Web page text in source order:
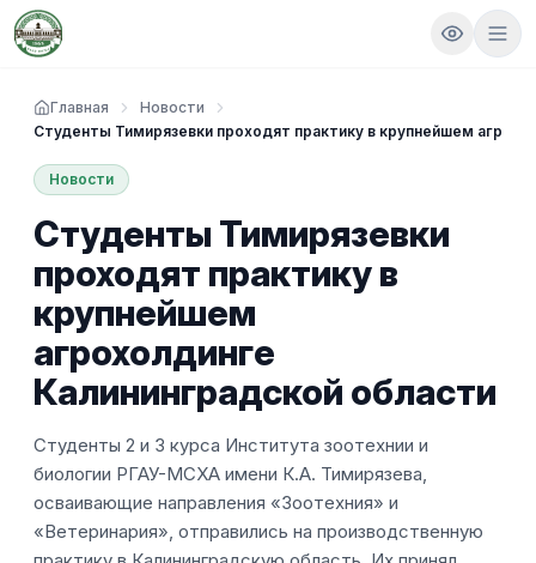
Главная
Новости
Студенты Тимирязевки проходят практику в крупнейшем
Новости
Студенты Тимирязевки
проходят практику в
крупнейшем
агрохолдинге
Калининградской области
Студенты 2 и 3 курса Института зоотехнии и
биологии РГАУ-МСХА имени К.А. Тимирязева,
осваивающие направления «Зоотехния» и
«Ветеринария», отправились на производственную